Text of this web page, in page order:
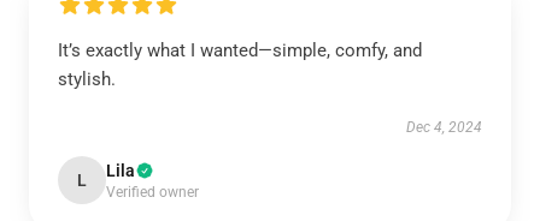
It’s exactly what I wanted—simple, comfy, and
stylish.
Dec 4, 2024
L Lila
Verified owner